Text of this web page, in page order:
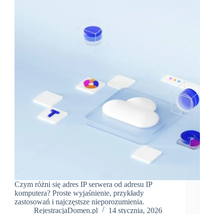
Czym różni się adres IP serwera od adresu IP
komputera? Proste wyjaśnienie, przykłady
zastosowań i najczęstsze nieporozumienia.
RejestracjaDomen.pl
14 stycznia, 2026